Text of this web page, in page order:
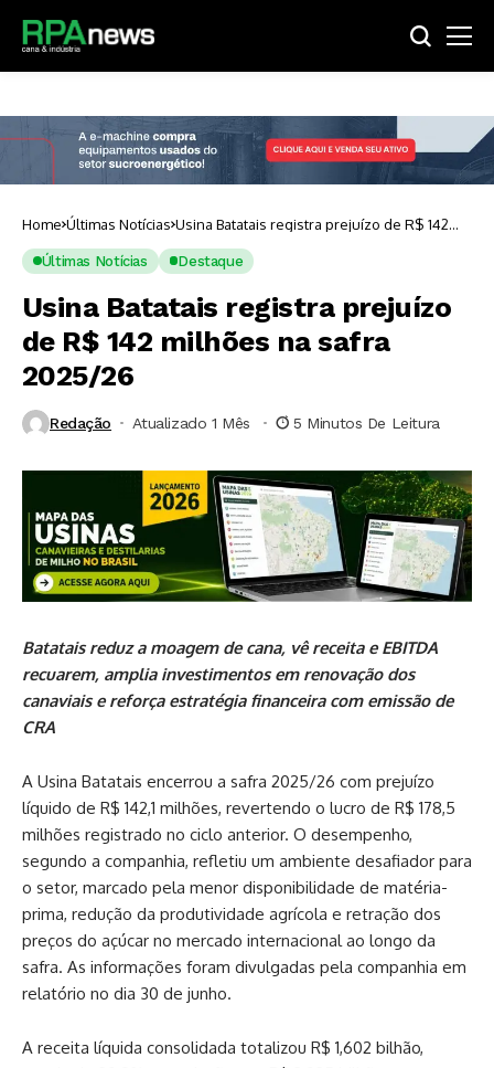
Home Últimas Notícias Usina Batatais registra prejuízo de R$ 142
milhões na safra 2025/26
Últimas Notícias Destaque
Usina Batatais registra prejuízo
de R$ 142 milhões na safra
2025/26
Redação Atualizado 1 Mês ⁮ 5 Minutos De Leitura
Batatais reduz a moagem de cana, vê receita e EBITDA
recuarem, amplia investimentos em renovação dos
canaviais e reforça estratégia financeira com emissão de
CRA
A Usina Batatais encerrou a safra 2025/26 com prejuízo
líquido de R$ 142,1 milhões, revertendo o lucro de R$ 178,5
milhões registrado no ciclo anterior. O desempenho,
segundo a companhia, refletiu um ambiente desafiador para
o setor, marcado pela menor disponibilidade de matéria-
prima, redução da produtividade agrícola e retração dos
preços do açúcar no mercado internacional ao longo da
safra. As informações foram divulgadas pela companhia em
relatório no dia 30 de junho.
A receita líquida consolidada totalizou R$ 1,602 bilhão,